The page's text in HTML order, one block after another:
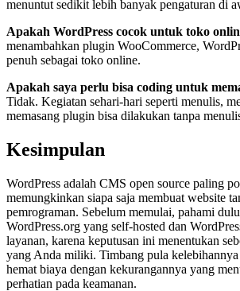
menuntut sedikit lebih banyak pengaturan di
Apakah WordPress cocok untuk toko
menambahkan plugin WooCommerce,
penuh sebagai toko online.
Apakah saya perlu bisa coding untuk
Tidak. Kegiatan sehari-hari seperti menulis,
memasang plugin bisa dilakukan tanpa
Kesimpulan
WordPress adalah CMS open source paling
memungkinkan siapa saja membuat website
pemrograman. Sebelum memulai, pahami
WordPress.org yang self-hosted dan
layanan, karena keputusan ini menentukan
yang Anda miliki. Timbang pula
hemat biaya dengan kekurangannya yang
perhatian pada keamanan.